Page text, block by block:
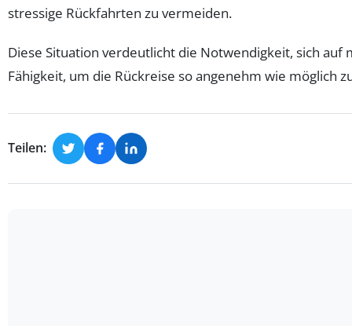
stressige Rückfahrten zu vermeiden.
Diese Situation verdeutlicht die Notwendigkeit, sich auf
Fähigkeit, um die Rückreise so angenehm wie möglich
Teilen: